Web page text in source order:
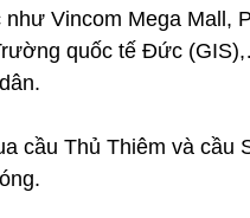
Vincom Mega Mall,
quốc tế Đức
cầu Thủ Thiêm và cầu